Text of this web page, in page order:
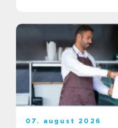
07. august 2026